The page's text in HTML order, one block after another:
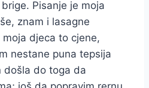
Pisanje je moja
znam i lasagne
djeca to cjene,
nestane puna tepsija
došla do toga da